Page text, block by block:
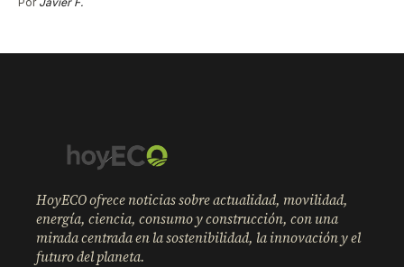
HoyECO ofrece noticias sobre actualidad, movilidad,
energía, ciencia, consumo y construcción, con una
mirada centrada en la sostenibilidad, la innovación y el
futuro del planeta.